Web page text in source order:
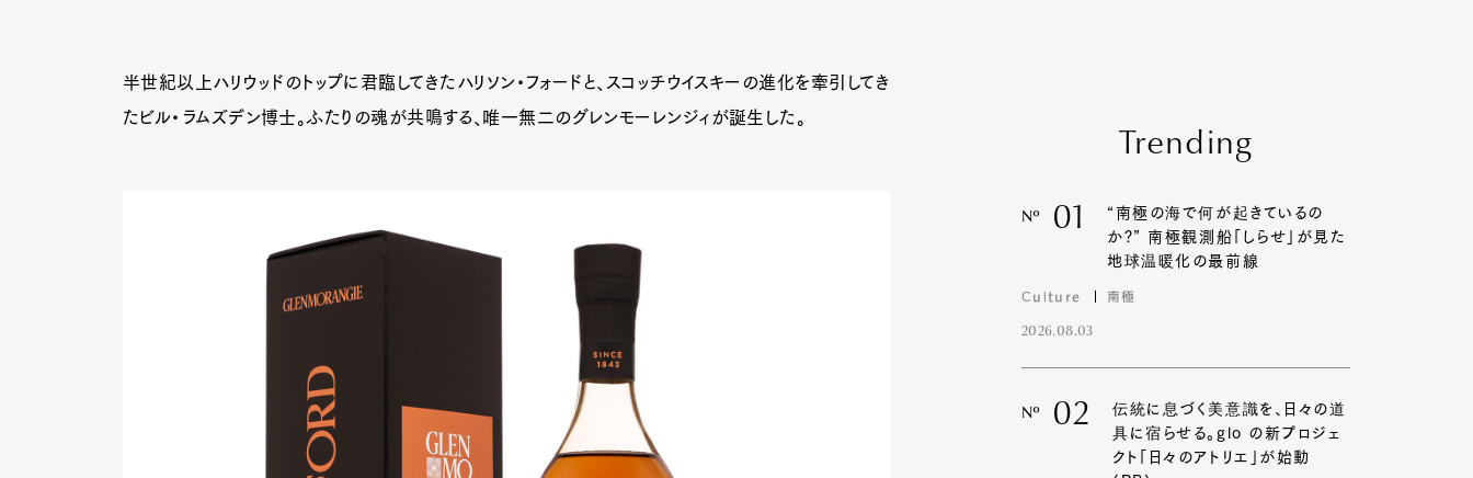
半世紀以上ハリウッドのトップに君臨してきたハリソン・フォードと、スコッチウイスキーの進化を牽引してき
たビル・ラムズデン博士。ふたりの魂が共鳴する、唯一無二のグレンモーレンジィが誕生した。
Trending
Nº 01
“南極の海で何が起きているの
か?” 南極観測船「しらせ」が見た
地球温暖化の最前線
Culture 南極
2026.08.03
Nº 02
伝統に息づく美意識を、日々の道
具に宿らせる。glo の新プロジェ
クト「日々のアトリエ」が始動